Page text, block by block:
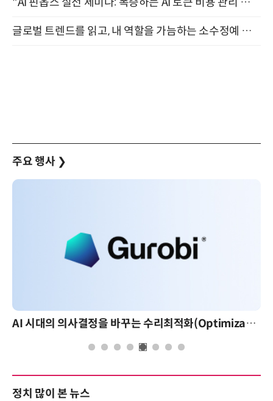
글로벌 트렌드를 읽고, 내 역할을 가늠하는 소수정예 실습 워크숍 (8/28)
주요 행사 ❯
AI 시대의 의사결정을 바꾸는 수리최적화(Optimization): 실제 산업 적용 사례와 활용 전략
정치 많이 본 뉴스